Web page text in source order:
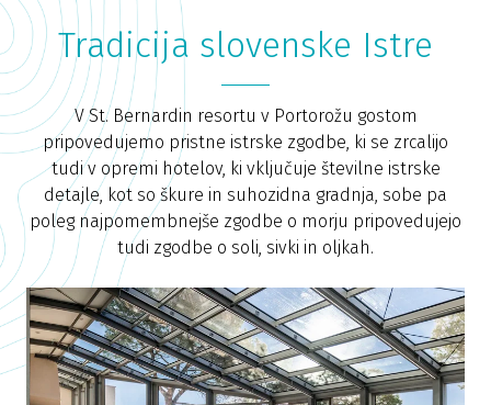
Tradicija slovenske Istre
V St. Bernardin resortu v Portorožu gostom
pripovedujemo pristne istrske zgodbe, ki se zrcalijo
tudi v opremi hotelov, ki vključuje številne istrske
detajle, kot so škure in suhozidna gradnja, sobe pa
poleg najpomembnejše zgodbe o morju pripovedujejo
tudi zgodbe o soli, sivki in oljkah.